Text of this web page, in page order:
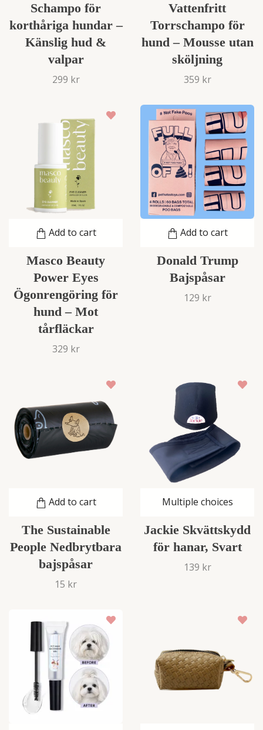
Schampo för
korthåriga hundar –
Känslig hud &
valpar
299 kr
Vattenfritt
Torrschampo för
hund – Mousse utan
sköljning
359 kr
Add to cart
Masco Beauty
Power Eyes
Ögonrengöring för
hund – Mot
tårfläckar
329 kr
Add to cart
Donald Trump
Bajspåsar
129 kr
Add to cart
The Sustainable
People Nedbrytbara
bajspåsar
15 kr
Multiple choices
Jackie Skvättskydd
för hanar, Svart
139 kr